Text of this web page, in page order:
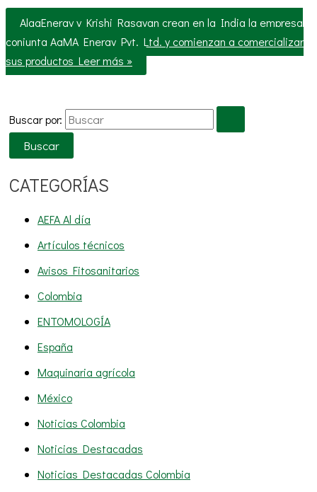
AlgaEnergy y Krishi Rasayan crean en la India la empresa
conjunta AgMA Energy Pvt. Ltd. y comienzan a comercializar
sus productos Leer más »
Buscar por:
CATEGORÍAS
AEFA Al día
Artículos técnicos
Avisos Fitosanitarios
Colombia
ENTOMOLOGÍA
España
Maquinaria agrícola
México
Noticias Colombia
Noticias Destacadas
Noticias Destacadas Colombia